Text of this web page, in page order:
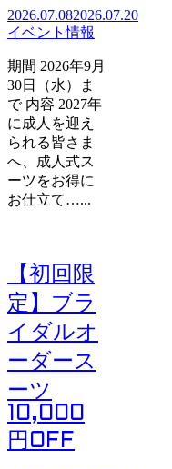
2026.07.082026.07.20
イベント情報
期間 2026年9月
30日（水）ま
で 内容 2027年
に成人を迎え
られる皆さま
へ、成人式ス
ーツをお得に
お仕立て…...
【初回限
定】ブラ
イダルオ
ーダース
ーツ
10,000
円OFF